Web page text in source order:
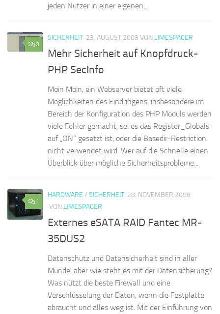
jeden Nutzer in einer eigenen...
0
SICHERHEIT 23. AUGUST 2009 VON LIMESPACER
Mehr Sicherheit auf Knopfdruck-
PHP SecInfo
Moin Moin, ein Webserver bietet oft viele
Möglichkeiten des Eindringens, insbesondere im
Bereich der Konfiguration des PHP Moduls werden
viele Fehler gemacht, sei es das Register_Globals
auf „ON“ gesetzt ist, oder die Basedir-Restriction
nicht verwendet wird. Wer auf die Schnelle einen
Überblick über mögliche Sicherheitsprobleme...
1
HARDWARE / SICHERHEIT 28. NOVEMBER 2008
VON LIMESPACER
Externes eSATA RAID Fantec MR-
35DUS2
Datenschutz und Datensicherheit sind in aller
Munde, aber wie steht es mit der Datensicherung?
Was nützt die beste Firewall und eine
Verschlüsselung der Daten, wenn die Festplatte
abraucht und alles weg ist. Mit der Einführung von